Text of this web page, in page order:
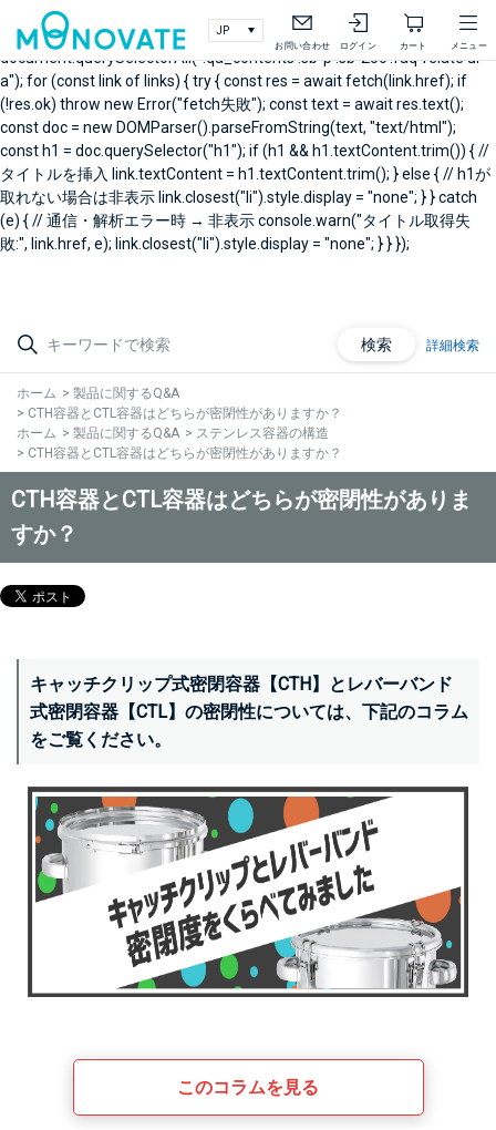
document.addEventListener("DOMContentLoaded", async () => { // 製
品Q&A右メニュー関連Q&A const links =
document.querySelectorAll(".qa_contents .sb-p .sb-25c .faq-relate ul
a"); for (const link of links) { try { const res = await fetch(link.href); if
(!res.ok) throw new Error("fetch失敗"); const text = await res.text();
const doc = new DOMParser().parseFromString(text, "text/html");
const h1 = doc.querySelector("h1"); if (h1 && h1.textContent.trim()) { //
タイトルを挿入 link.textContent = h1.textContent.trim(); } else { // h1が
取れない場合は非表示 link.closest("li").style.display = "none"; } } catch
(e) { // 通信・解析エラー時 → 非表示 console.warn("タイトル取得失
敗:", link.href, e); link.closest("li").style.display = "none"; } } });
お問い合わせ ログイン カート メニュー
検索 詳細検索
ホーム > 製品に関するQ&A
> CTH容器とCTL容器はどちらが密閉性がありますか？
ホーム > 製品に関するQ&A > ステンレス容器の構造
> CTH容器とCTL容器はどちらが密閉性がありますか？
CTH容器とCTL容器はどちらが密閉性がありま
すか？
キャッチクリップ式密閉容器【CTH】とレバーバンド
式密閉容器【CTL】の密閉性については、下記のコラム
をご覧ください。
このコラムを見る